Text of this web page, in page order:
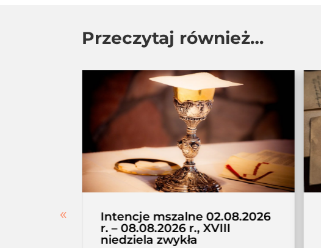
Przeczytaj również…
Intencje mszalne 02.08.2026
r. – 08.08.2026 r., XVIII
niedziela zwykła